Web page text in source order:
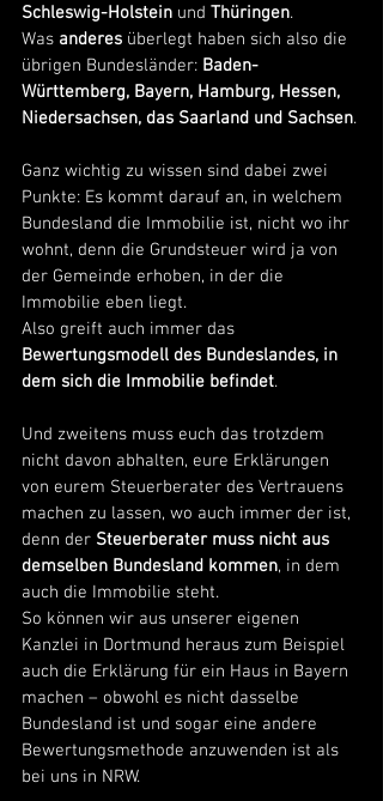
Schleswig-Holstein und Thüringen.
Was anderes überlegt haben sich also die
übrigen Bundesländer: Baden-
Württemberg, Bayern, Hamburg, Hessen,
Niedersachsen, das Saarland und Sachsen.
Ganz wichtig zu wissen sind dabei zwei
Punkte: Es kommt darauf an, in welchem
Bundesland die Immobilie ist, nicht wo ihr
wohnt, denn die Grundsteuer wird ja von
der Gemeinde erhoben, in der die
Immobilie eben liegt.
Also greift auch immer das
Bewertungsmodell des Bundeslandes, in
dem sich die Immobilie befindet.
Und zweitens muss euch das trotzdem
nicht davon abhalten, eure Erklärungen
von eurem Steuerberater des Vertrauens
machen zu lassen, wo auch immer der ist,
denn der Steuerberater muss nicht aus
demselben Bundesland kommen, in dem
auch die Immobilie steht.
So können wir aus unserer eigenen
Kanzlei in Dortmund heraus zum Beispiel
auch die Erklärung für ein Haus in Bayern
machen – obwohl es nicht dasselbe
Bundesland ist und sogar eine andere
Bewertungsmethode anzuwenden ist als
bei uns in NRW.